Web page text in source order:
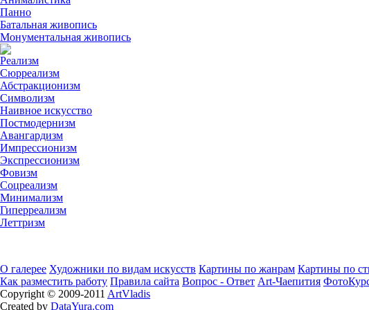
Панно
Батальная живопись
Монументальная живопись
Реализм
Сюрреализм
Абстракционизм
Символизм
Наивное искусство
Постмодернизм
Авангардизм
Импрессионизм
Экспрессионизм
Фовизм
Соцреализм
Минимализм
Гиперреализм
Леттризм
О галерее Художники по видам искусств Картины по жанрам Картины по
Как разместить работу Правила сайта Вопрос - Ответ Art-Чаепития
Copyright © 2009-2011 ArtVladis
Created by DataYura.com